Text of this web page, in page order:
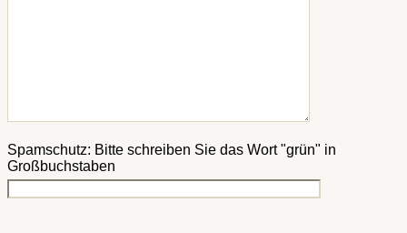
Spamschutz: Bitte schreiben Sie das Wort "grün" in
Großbuchstaben